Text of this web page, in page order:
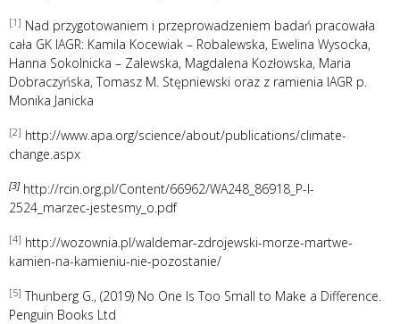
[1] Nad przygotowaniem i przeprowadzeniem badań pracowała
cała GK IAGR: Kamila Kocewiak – Robalewska, Ewelina Wysocka,
Hanna Sokolnicka – Zalewska, Magdalena Kozłowska, Maria
Dobraczyńska, Tomasz M. Stępniewski oraz z ramienia IAGR p.
Monika Janicka
[2] http://www.apa.org/science/about/publications/climate-
change.aspx
[3]http://rcin.org.pl/Content/66962/WA248_86918_P-I-
2524_marzec-jestesmy_o.pdf
[4] http://wozownia.pl/waldemar-zdrojewski-morze-martwe-
kamien-na-kamieniu-nie-pozostanie/
[5] Thunberg G., (2019) No One Is Too Small to Make a Difference.
Penguin Books Ltd